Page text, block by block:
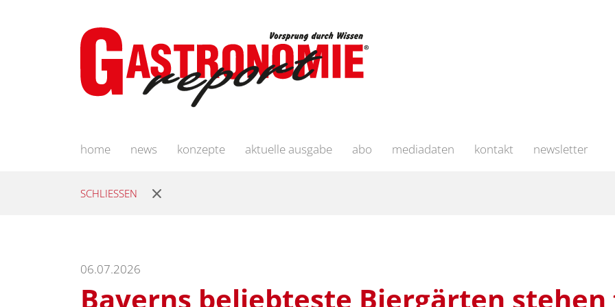
home news konzepte aktuelle ausgabe abo mediadaten kontakt newsletter
SCHLIESSEN
06.07.2026
Bayerns beliebteste Biergärten stehen